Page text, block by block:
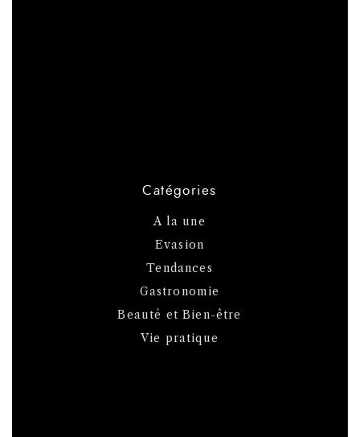
Catégories
A la une
Evasion
Tendances
Gastronomie
Beauté et Bien-être
Vie pratique